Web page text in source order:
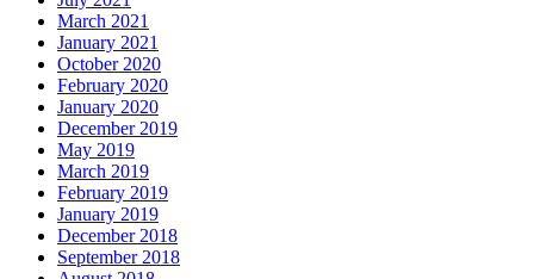
March 2021
January 2021
October 2020
February 2020
January 2020
December 2019
May 2019
March 2019
February 2019
January 2019
December 2018
September 2018